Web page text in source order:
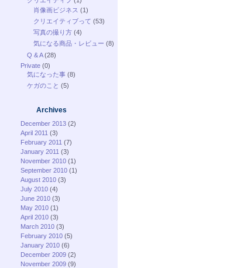
肖像画ビジネス (1)
クリエイティブって (53)
写真の撮り方 (4)
気になる商品・レビュー (8)
Q & A(28)
Private (0)
気になった事 (8)
ケガのこと (5)
Archives
December 2013 (2)
April 2011 (3)
February 2011 (7)
January 2011 (3)
November 2010 (1)
September 2010 (1)
August 2010 (3)
July 2010 (4)
June 2010 (3)
May 2010 (1)
April 2010 (3)
March 2010 (3)
February 2010 (5)
January 2010 (6)
December 2009 (2)
November 2009 (9)